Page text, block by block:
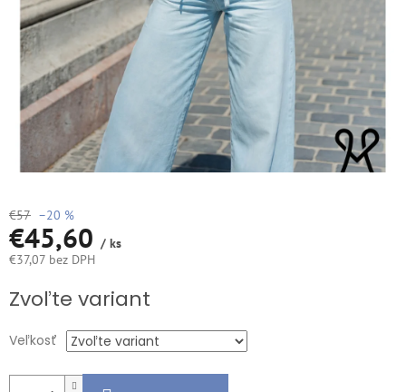
€57 –20 %
€45,60 / ks
€37,07 bez DPH
cena:
Zvoľte variant
Veľkosť